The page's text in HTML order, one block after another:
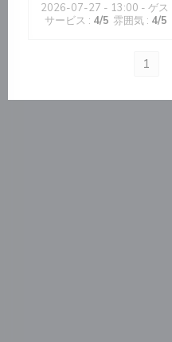
2026-07-27 - 13:00 - ゲス
サービス : 4/5 雰囲気 : 4/5
1